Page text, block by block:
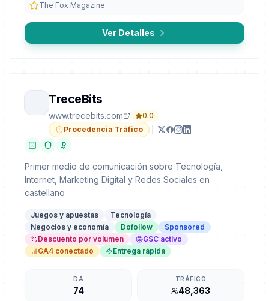
The Fox Magazine
Ver Detalles
TreceBits
www.trecebits.com
0.0
Procedencia Tráfico
Primer medio de comunicación sobre Tecnología,
Internet, Marketing Digital y Redes Sociales en
castellano
Juegos y apuestas
Tecnología
Negocios y economía
Dofollow
Sponsored
Descuento por volumen
GSC activo
GA4 conectado
Entrega rápida
DA
74
TRÁFICO
48,363